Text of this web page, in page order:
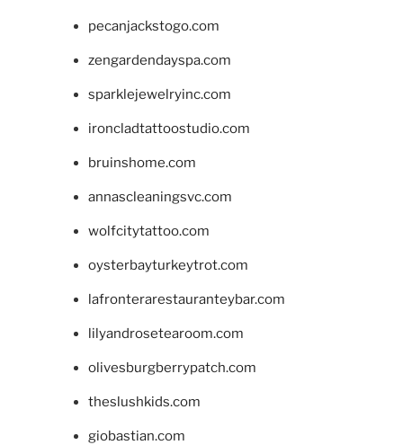
pecanjackstogo.com
zengardendayspa.com
sparklejewelryinc.com
ironcladtattoostudio.com
bruinshome.com
annascleaningsvc.com
wolfcitytattoo.com
oysterbayturkeytrot.com
lafronterarestauranteybar.com
lilyandrosetearoom.com
olivesburgberrypatch.com
theslushkids.com
giobastian.com